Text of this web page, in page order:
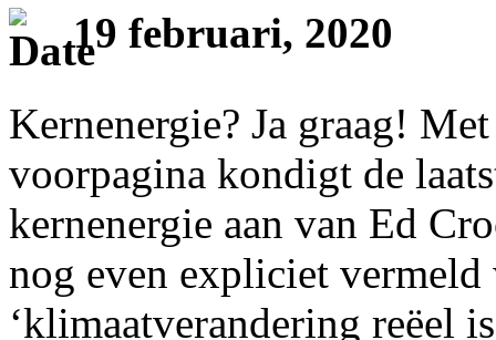
19 februari, 2020
Kernenergie? Ja graag!
voorpagina kondigt de
kernenergie aan van Ed
nog even expliciet
‘klimaatverandering reëel